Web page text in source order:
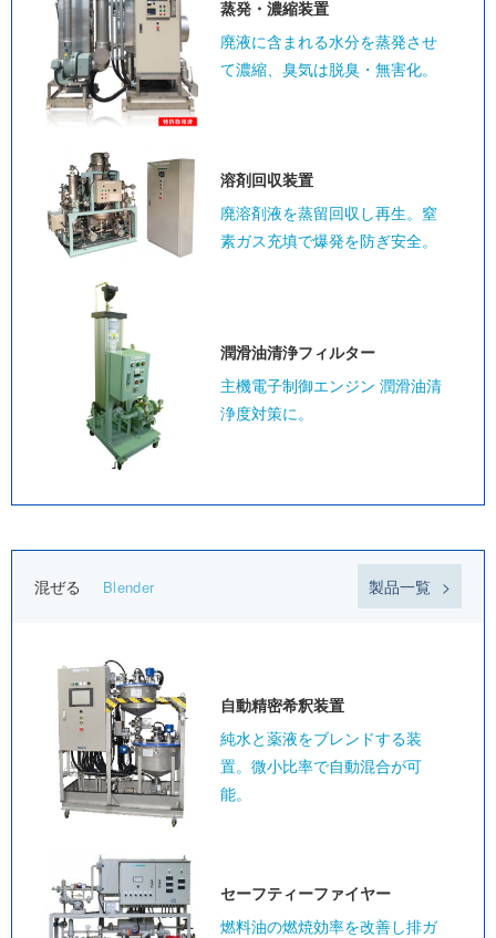
蒸発・濃縮装置
廃液に含まれる水分を蒸発させ
て濃縮、臭気は脱臭・無害化。
溶剤回収装置
廃溶剤液を蒸留回収し再生。窒
素ガス充填で爆発を防ぎ安全。
潤滑油清浄フィルター
主機電子制御エンジン 潤滑油清
浄度対策に。
混ぜる Blender 製品一覧
自動精密希釈装置
純水と薬液をブレンドする装
置。微小比率で自動混合が可
能。
セーフティーファイヤー
燃料油の燃焼効率を改善し排ガ